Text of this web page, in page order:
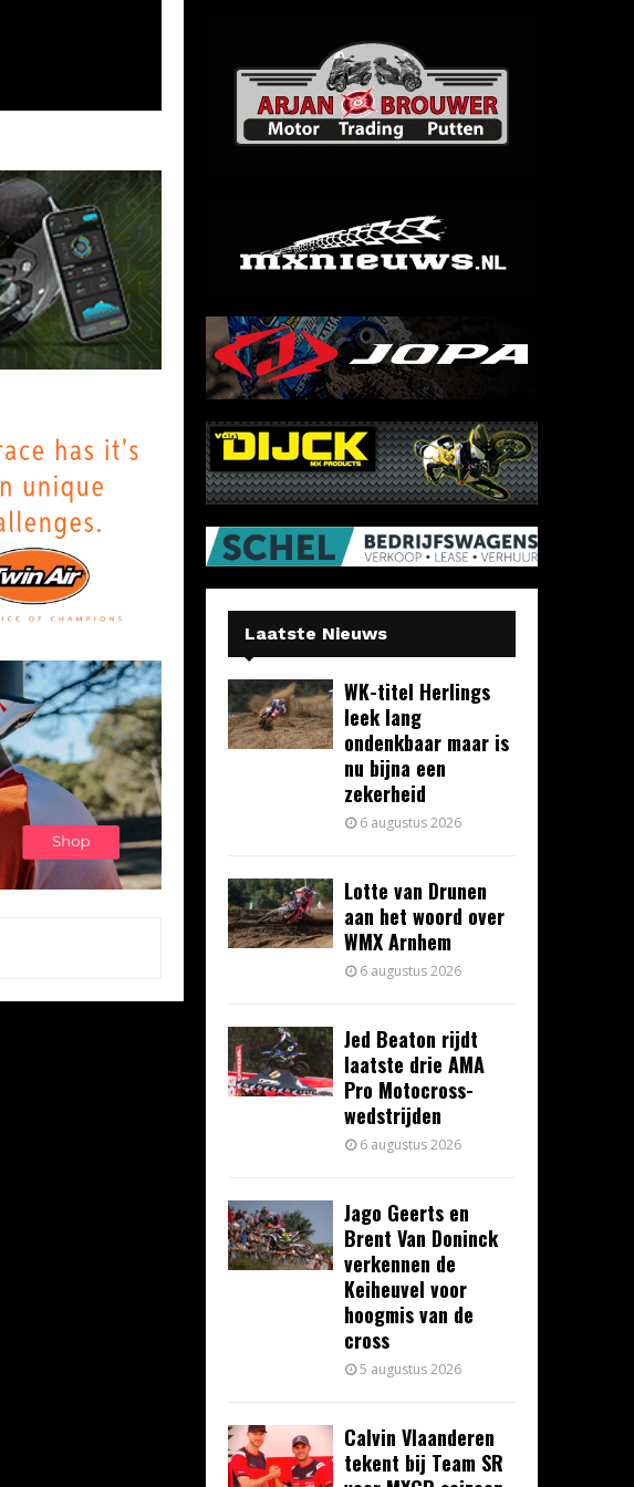
Laatste Nieuws
WK-titel Herlings
leek lang
ondenkbaar maar is
nu bijna een
zekerheid
6 augustus 2026
Lotte van Drunen
aan het woord over
WMX Arnhem
6 augustus 2026
Jed Beaton rijdt
laatste drie AMA
Pro Motocross-
wedstrijden
6 augustus 2026
Jago Geerts en
Brent Van Doninck
verkennen de
Keiheuvel voor
hoogmis van de
cross
5 augustus 2026
Calvin Vlaanderen
tekent bij Team SR